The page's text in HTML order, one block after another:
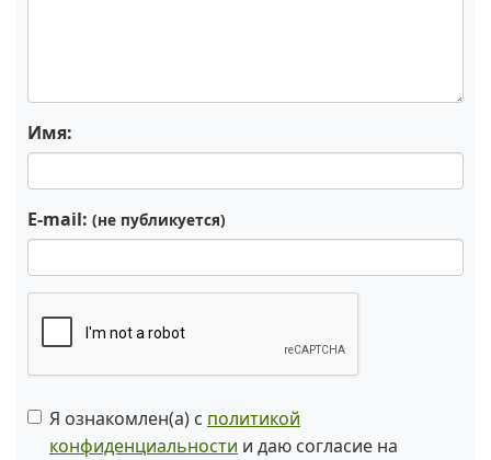
Имя:
E-mail: (не публикуется)
Я ознакомлен(а) с политикой
конфиденциальности и даю согласие на